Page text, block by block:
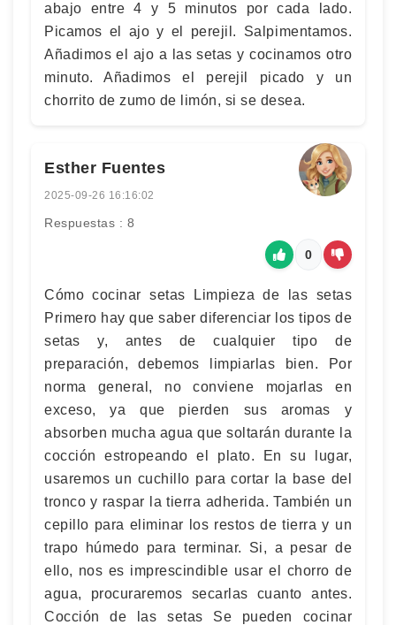
abajo entre 4 y 5 minutos por cada lado.
Picamos el ajo y el perejil. Salpimentamos.
Añadimos el ajo a las setas y cocinamos otro
minuto. Añadimos el perejil picado y un
chorrito de zumo de limón, si se desea.
Esther Fuentes
2025-09-26 16:16:02
Respuestas : 8
0
Cómo cocinar setas Limpieza de las setas
Primero hay que saber diferenciar los tipos de
setas y, antes de cualquier tipo de
preparación, debemos limpiarlas bien. Por
norma general, no conviene mojarlas en
exceso, ya que pierden sus aromas y
absorben mucha agua que soltarán durante la
cocción estropeando el plato. En su lugar,
usaremos un cuchillo para cortar la base del
tronco y raspar la tierra adherida. También un
cepillo para eliminar los restos de tierra y un
trapo húmedo para terminar. Si, a pesar de
ello, nos es imprescindible usar el chorro de
agua, procuraremos secarlas cuanto antes.
Cocción de las setas Se pueden cocinar